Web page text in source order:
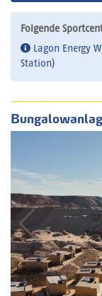
Folgende
Lagon Energy
Station)